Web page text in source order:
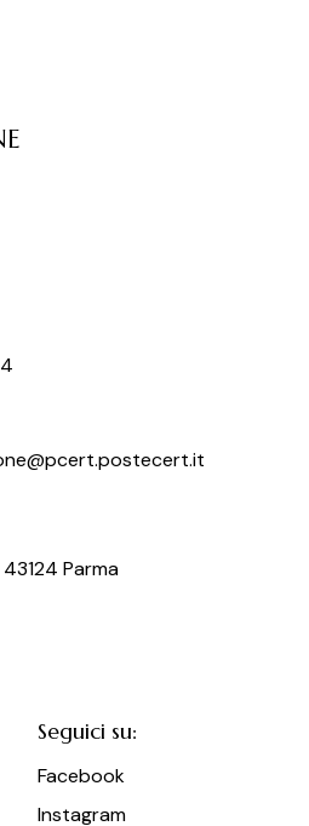
Parma
Seguici su:
Facebook
Instagram